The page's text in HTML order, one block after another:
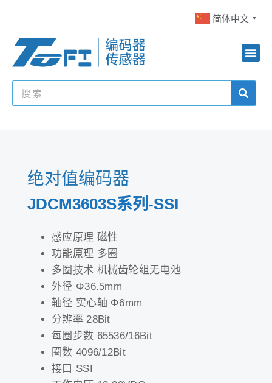
简体中文 ▼
绝对值编码器
JDCM3603S系列-SSI
感应原理 磁性
功能原理 多圈
多圈技术 机械齿轮组无电池
外径 Φ36.5mm
轴径 实心轴 Φ6mm
分辨率 28Bit
每圈步数 65536/16Bit
圈数 4096/12Bit
接口 SSI